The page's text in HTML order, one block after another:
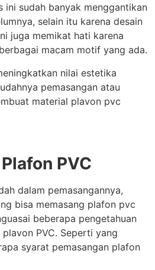
ini sudah banyak menggantikan
selain itu karena desain
juga memikat hati karena
macam motif yang ada.
nilai estetika
pemasangan atau
material plavon pvc
PVC
dalam pemasangannya,
bisa memasang plafon pvc
beberapa pengetahuan
PVC. Seperti yang
syarat pemasangan plafon